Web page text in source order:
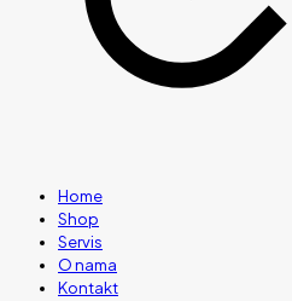
Home
Shop
Servis
O nama
Kontakt